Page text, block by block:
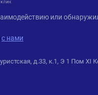
или
с нами
д.33, к.1, Э 1 Пом XI